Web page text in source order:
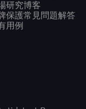
研究
保護
用例
博客
常見問題解答